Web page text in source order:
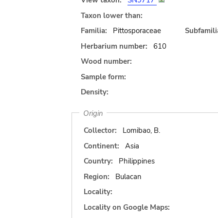
Taxon lower than:
Familia:
Pittosporaceae
Herbarium number:
610
Wood number:
Sample form:
Density:
Origin
Collector:
Lomibao, B.
Continent:
Asia
Country:
Philippines
Region:
Bulacan
Locality:
Locality on Google Maps: